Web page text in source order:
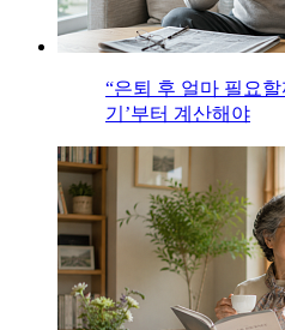
“은퇴 후 얼마 필요할
기’부터 계산해야